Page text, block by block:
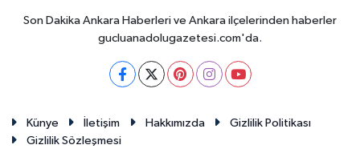
Son Dakika Ankara Haberleri ve Ankara ilçelerinden haberler
gucluanadolugazetesi.com'da.
Künye İletişim Hakkımızda
Gizlilik Politikası
Gizlilik Sözleşmesi